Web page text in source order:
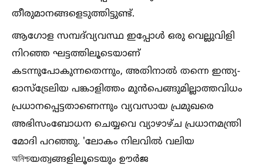
തീരുമാനങ്ങളെടുത്തിട്ടുണ്ട്.
ആഗോള സമ്പദ്‌വ്യവസ്ഥ ഇപ്പോള്‍ ഒരു വെല്ലുവിളി
നിറഞ്ഞ ഘട്ടത്തിലൂടെയാണ്
കടന്നുപോകുന്നതെന്നും, അതിനാല്‍ തന്നെ ഇന്ത്യ-
ഓസ്ട്രേലിയ പങ്കാളിത്തം മുൻപെങ്ങുമില്ലാത്തവിധം
പ്രധാനപ്പെട്ടതാണെന്നും വ്യവസായ പ്രമുഖരെ
അഭിസംബോധന ചെയ്യവെ വ്യാഴാഴ്ച പ്രധാനമന്ത്രി
മോദി പറഞ്ഞു. 'ലോകം നിലവില്‍ വലിയ
অনিশ্চയത്വങ്ങളിലൂടെയും ഊർജ